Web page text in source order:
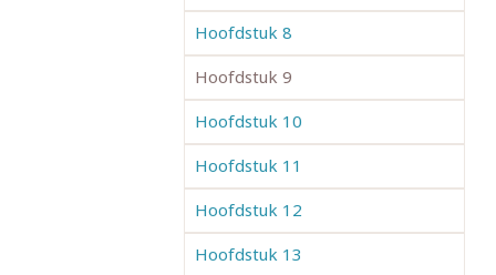
Hoofdstuk 8
Hoofdstuk 9
Hoofdstuk 10
Hoofdstuk 11
Hoofdstuk 12
Hoofdstuk 13